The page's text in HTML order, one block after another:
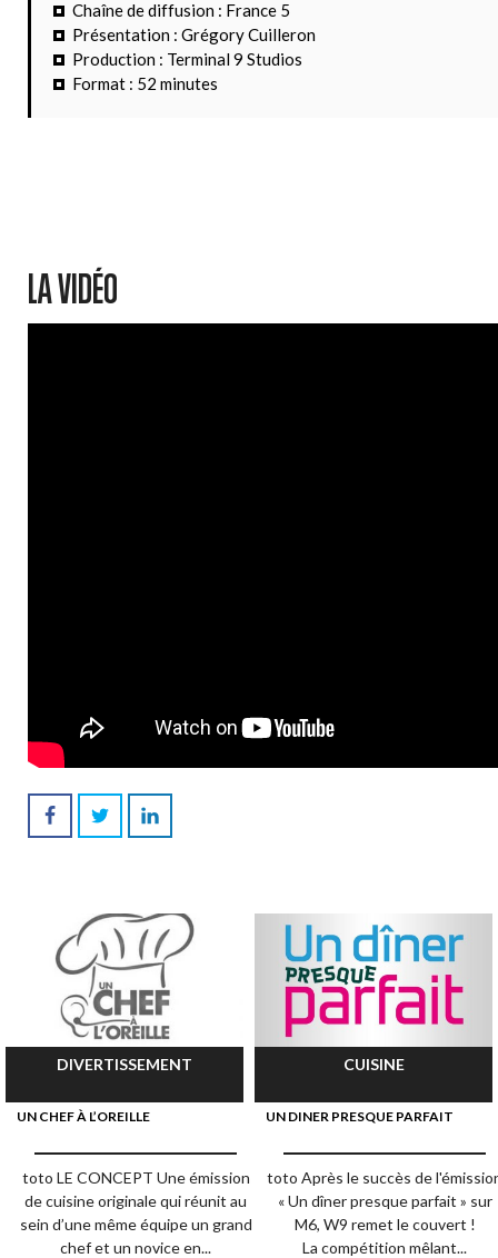
Chaîne de diffusion : France 5
Présentation : Grégory Cuilleron
Production : Terminal 9 Studios
Format : 52 minutes
LA VIDÉO
DIVERTISSEMENT
UN CHEF À L’OREILLE
toto LE CONCEPT Une émission
de cuisine originale qui réunit au
sein d’une même équipe un grand
chef et un novice en...
CUISINE
UN DINER PRESQUE PARFAIT
toto Après le succès de
« Un dîner presque parfait » sur
M6, W9 remet le couvert !
La compétition mêlant...